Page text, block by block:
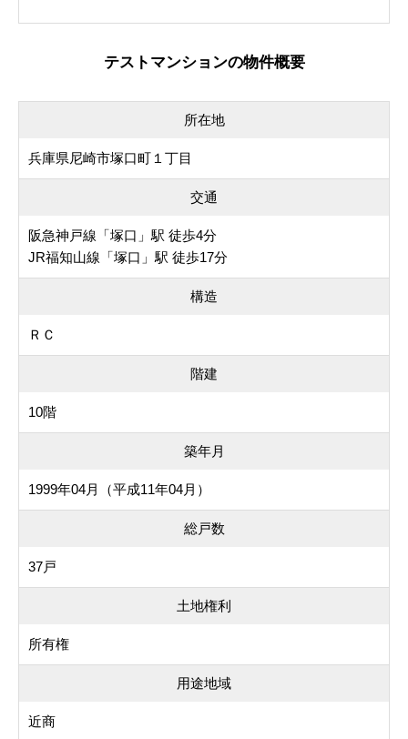
テストマンションの物件概要
所在地
兵庫県尼崎市塚口町１丁目
交通
阪急神戸線「塚口」駅 徒歩4分
JR福知山線「塚口」駅 徒歩17分
構造
ＲＣ
階建
10階
築年月
1999年04月（平成11年04月）
総戸数
37戸
土地権利
所有権
用途地域
近商